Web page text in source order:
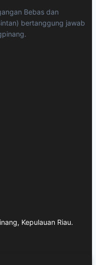
Bebas dan
bertanggung jawab
Kepulauan Riau.